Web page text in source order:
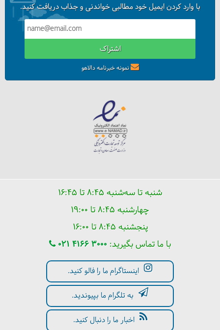
درباره عمارت شاپوری شیراز
حافظیه شیراز: از کریم خان تا گدار
با وارد کردن ایمیل خود مطالبی خواندنی و جذاب دریافت کنید.
اشتراک
نمونه خبرنامه دالاهو
شنبه تا سه‌شنبه ۸:۴۵ تا ۱۶:۴۵
چهارشنبه ۸:۴۵ تا ۱۹:۰۰
پنجشنبه ۸:۴۵ تا ۱۶:۰۰
با ما تماس بگیرید: 021 4166 3000
اینستاگرام ما را فالو کنید.
به تلگرام ما بپیوندید.
اخبار ما را دنبال کنید.